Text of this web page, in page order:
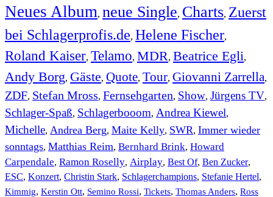
Neues Album, neue Single, Charts, Zuerst
bei Schlagerprofis.de, Helene Fischer,
Roland Kaiser, Telamo, MDR, Beatrice Egli,
Andy Borg, Gäste, Quote, Tour, Giovanni Zarrella,
ZDF, Stefan Mross, Fernsehgarten, Show, Jürgens TV,
Schlager-Spaß, Schlagerbooom, Andrea Kiewel,
Michelle, Andrea Berg, Maite Kelly, SWR, Immer wieder
sonntags, Matthias Reim, Bernhard Brink, Howard
Carpendale, Ramon Roselly, Airplay, Best Of, Ben Zucker,
ESC, Konzert, Christin Stark, Schlagerchampions, Stefanie Hertel,
Kimmig, Kerstin Ott, Semino Rossi, Tickets, Thomas Anders, Ross